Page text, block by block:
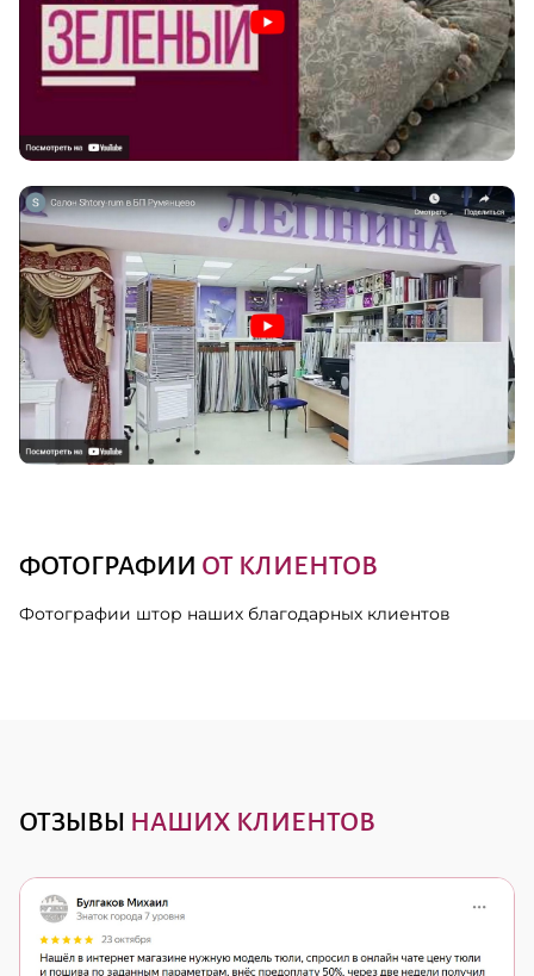
ФОТОГРАФИИ ОТ КЛИЕНТОВ
Фотографии штор наших благодарных клиентов
ОТЗЫВЫ НАШИХ КЛИЕНТОВ